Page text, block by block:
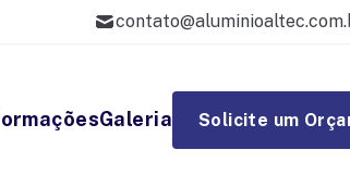
Galeria Solicite um